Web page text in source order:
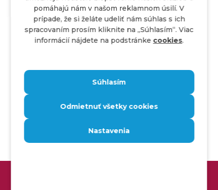
znalosti v akejkoľvek špecifickej oblasti. To
vedie k nedostatočnej presnosti.
Môže nesprávne interpretovať dotazy, čo sa
párkrát stalo aj nám.
Neschopnosť odvodzovať z nejednoznačných
Odpovede sú všeobecnejšie.
Poskytovanie dôverných informácií týkajúcich
sa experimentov a inovácií je riskantné.
Nemožnosť skutočnej interakcie so
skutočnými experimentmi alebo softvérom
pomáhajú nám v našom reklamnom úsilí. V
prípade, že si želáte udeliť nám súhlas s ich
spracovaním prosím kliknite na ,,Súhlasím“. Viac
informácií nájdete na podstránke cookies.
Súhlasím
Odmietnuť všetky cookies
Nastavenia